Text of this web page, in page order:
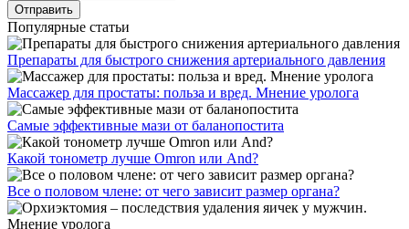
Популярные статьи
Препараты для быстрого снижения артериального давления
Массажер для простаты: польза и вред. Мнение уролога
Самые эффективные мази от баланопостита
Какой тонометр лучше Omron или And?
Все о половом члене: от чего зависит размер органа?